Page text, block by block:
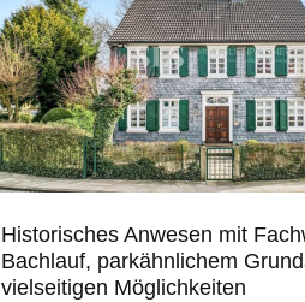
Historisches Anwesen mit
Bachlauf, parkähnlichem
vielseitigen Möglichkeiten